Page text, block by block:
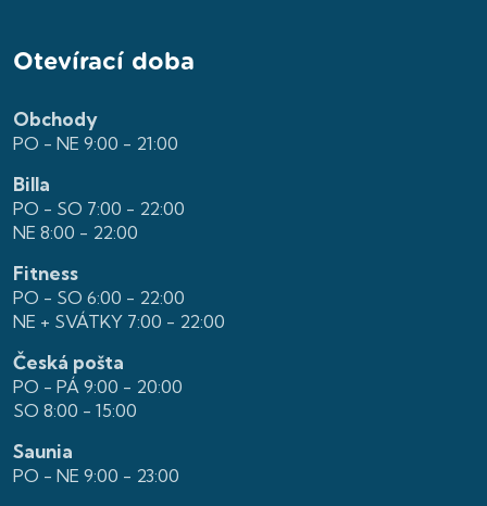
Otevírací doba
Obchody
PO - NE 9:00 - 21:00
Billa
PO - SO 7:00 - 22:00
NE 8:00 - 22:00
Fitness
PO - SO 6:00 - 22:00
NE + SVÁTKY 7:00 - 22:00
Česká pošta
PO - PÁ 9:00 - 20:00
SO 8:00 - 15:00
Saunia
PO - NE 9:00 - 23:00